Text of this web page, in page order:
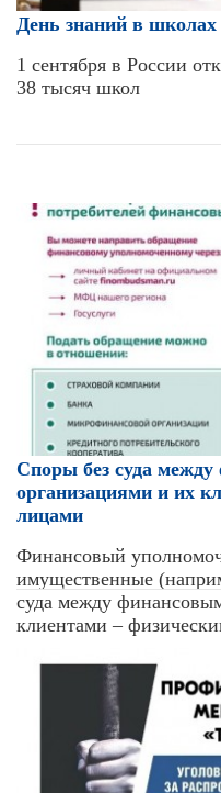
День знаний в школах
1 сентября в России
38 тысяч школ
Cпоры без суда
организациями и их
лицами
Финансовый
имущественные
суда между
клиентами –